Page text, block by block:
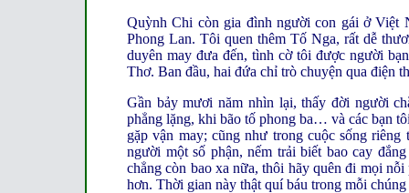
Quỳnh Chi còn gia đình người con gái ở Việt
Phong Lan. Tôi quen thêm Tố Nga, rất dễ
duyên may đưa đến, tình cờ tôi được người
Thơ. Ban đầu, hai đứa chỉ trò chuyện qua điện
Gần bảy mươi năm nhìn lại, thấy đời người
phẳng lặng, khi bão tố phong ba… và các bạn
gặp vận may; cũng như trong cuộc sống
người một số phận, nếm trải biết bao cay
chẳng còn bao xa nữa, thôi hãy quên đi mọi
hơn. Thời gian này thật quí báu trong mỗi chúng